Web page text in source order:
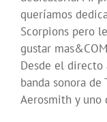
queríamos
Scorpions pero
gustar
Desde el directo
banda sonora
Aerosmith y uno